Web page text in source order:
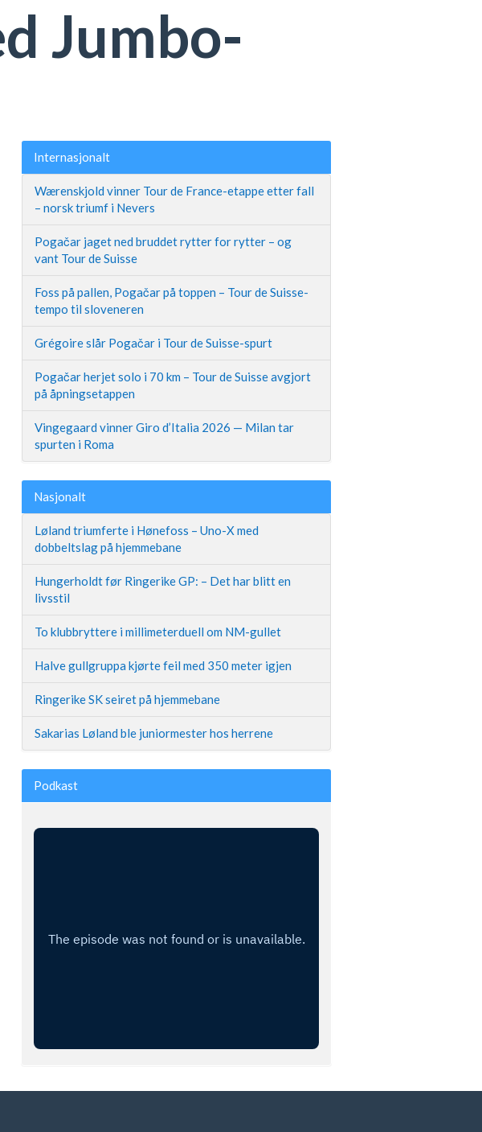
Jumbo-
Internasjonalt
Wærenskjold vinner Tour de France-etappe etter fall
– norsk triumf i Nevers
Pogačar jaget ned bruddet rytter for rytter – og
vant Tour de Suisse
Foss på pallen, Pogačar på toppen – Tour de Suisse-
tempo til sloveneren
Grégoire slår Pogačar i Tour de Suisse-spurt
Pogačar herjet solo i 70 km – Tour de Suisse avgjort
på åpningsetappen
Vingegaard vinner Giro d’Italia 2026 — Milan tar
spurten i Roma
Nasjonalt
Løland triumferte i Hønefoss – Uno-X med
dobbeltslag på hjemmebane
Hungerholdt før Ringerike GP: – Det har blitt en
livsstil
To klubbryttere i millimeterduell om NM-gullet
Halve gullgruppa kjørte feil med 350 meter igjen
Ringerike SK seiret på hjemmebane
Sakarias Løland ble juniormester hos herrene
Podkast